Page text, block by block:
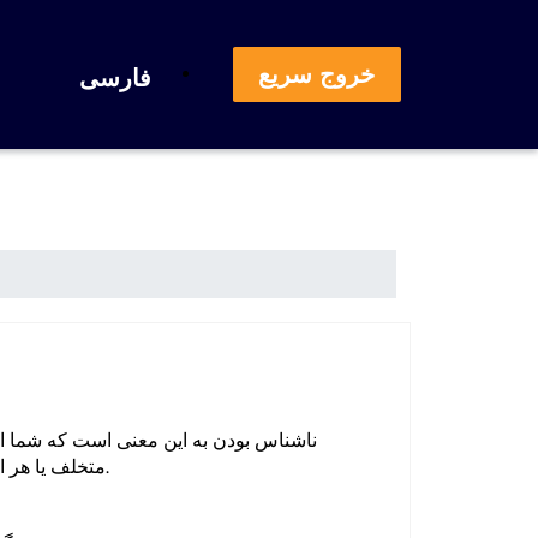
فارسی
ناشناس بودن به این معنی است که شما
متخلف یا هر اطلاعات دیگری که می تواند شما را شناسایی کند در این گزارش ذکر نکنید. گزارش شما محرمانه خواهد ماند.